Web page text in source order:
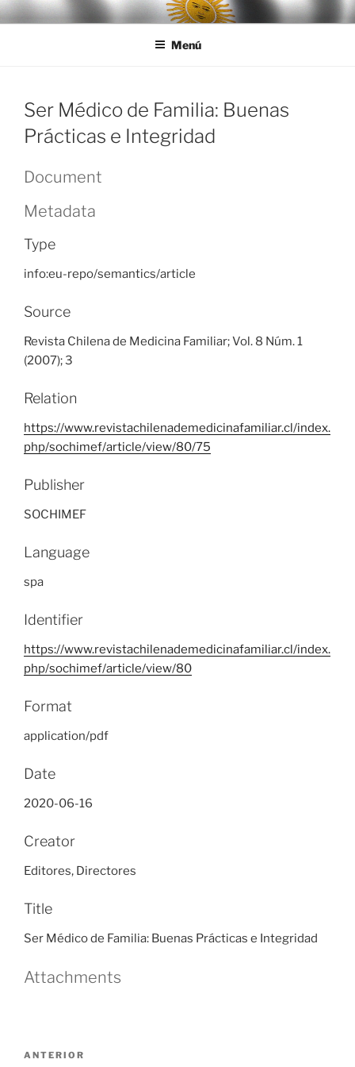
Ir
al
LEGISALUD
Menú
Ser Médico de Familia: Buenas
Prácticas e Integridad
Document
Metadata
Type
info:eu-repo/semantics/article
Source
Revista Chilena de Medicina Familiar; Vol. 8 Núm. 1
(2007); 3
Relation
https://www.revistachilenademedicinafamiliar.cl/index.
php/sochimef/article/view/80/75
Publisher
SOCHIMEF
Language
spa
Identifier
https://www.revistachilenademedicinafamiliar.cl/index.
php/sochimef/article/view/80
Format
application/pdf
Date
2020-06-16
Creator
Editores, Directores
Title
Ser Médico de Familia: Buenas Prácticas e Integridad
Attachments
Entrada
ANTERIOR